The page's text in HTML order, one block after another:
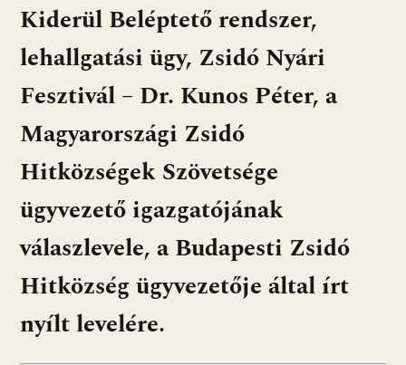
Kiderül Beléptető rendszer,
lehallgatási ügy, Zsidó Nyári
Fesztivál – Dr. Kunos Péter, a
Magyarországi Zsidó
Hitközségek Szövetsége
ügyvezető igazgatójának
válaszlevele, a Budapesti Zsidó
Hitközség ügyvezetője által írt
nyílt levelére.